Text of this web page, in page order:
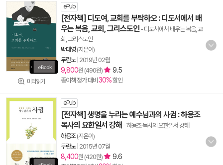
미리읽기
ePub
[전자책] 디도여, 교회를 부탁하오 : 디도서에서 배
우는 복음, 교회, 그리스도인- 디도서에서 배우는 복음, 교
회, 그리스도인
박대영(지은이)
두란노| 2019년 02월
9,800원 (490원) 9.5
종이책 정가 대비 30%할인
ePub
[전자책] 생명을 누리는 예수님과의 사귐 : 하용조
목사의 요한일서 강해 - 하용조 목사의 요한일서 강해
하용조(지은이)
두란노| 2015년 07월
8,400원 (420원) 9.6